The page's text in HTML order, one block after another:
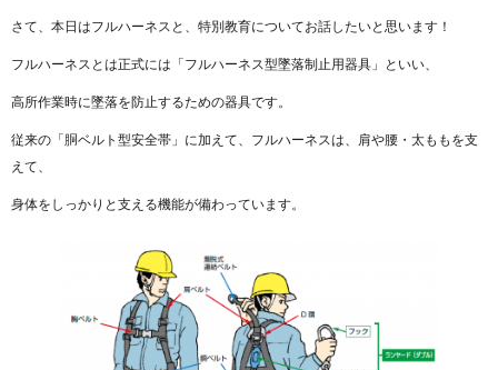
さて、本日はフルハーネスと、特別教育についてお話したいと思います！
フルハーネスとは正式には「フルハーネス型墜落制止用器具」といい、
高所作業時に墜落を防止するための器具です。
従来の「胴ベルト型安全帯」に加えて、フルハーネスは、肩や腰・太ももを支
えて、
身体をしっかりと支える機能が備わっています。